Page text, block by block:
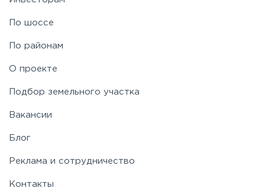
По шоссе
По районам
О проекте
Подбор земельного участка
Вакансии
Блог
Реклама и сотрудничество
Контакты